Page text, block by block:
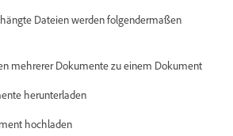
Dateien werden folgendermaßen
mehrerer Dokumente zu einem Dokument
herunterladen
hochladen